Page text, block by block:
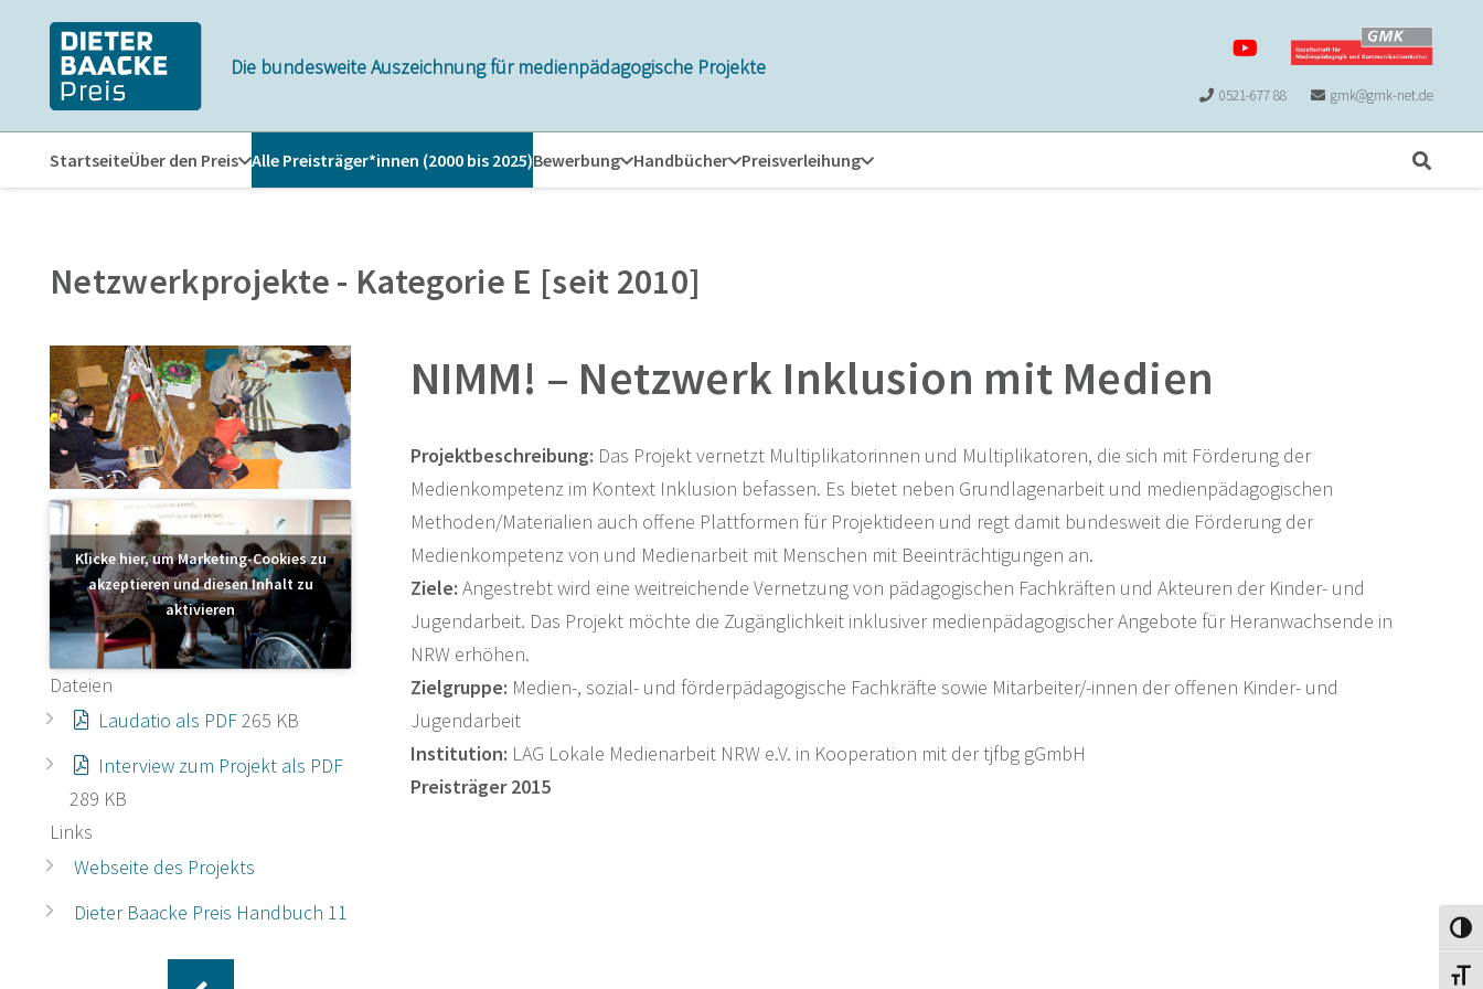
springen
Navigation
springen
Die bundesweite Auszeichnung für medienpädagogische Projekte
0521-677 88 gmk@gmk-net.de
StartseiteÜber den Preis Alle Preisträger*innen (2000 bis 2025)Bewerbung Handbücher Preisverleihung
Netzwerkprojekte - Kategorie E [seit 2010]
Klicke hier, um Marketing-Cookies zu
akzeptieren und diesen Inhalt zu
aktivieren
Dateien
Laudatio als PDF265 KB
Interview zum Projekt als PDF
289 KB
Links
Webseite des Projekts
Dieter Baacke Preis Handbuch 11
NIMM! – Netzwerk Inklusion mit Medien
Projektbeschreibung: Das Projekt vernetzt Multiplikatorinnen und Multiplikatoren, die sich mit Förderung der
Medienkompetenz im Kontext Inklusion befassen. Es bietet neben Grundlagenarbeit und medienpädagogischen
Methoden/Materialien auch offene Plattformen für Projektideen und regt damit bundesweit die Förderung der
Medienkompetenz von und Medienarbeit mit Menschen mit Beeinträchtigungen an.
Ziele: Angestrebt wird eine weitreichende Vernetzung von pädagogischen Fachkräften und Akteuren der Kinder- und
Jugendarbeit. Das Projekt möchte die Zugänglichkeit inklusiver medienpädagogischer Angebote für Heranwachsende in
NRW erhöhen.
Zielgruppe: Medien-, sozial- und förderpädagogische Fachkräfte sowie Mitarbeiter/-innen der offenen Kinder- und
Jugendarbeit
Institution: LAG Lokale Medienarbeit NRW e.V. in Kooperation mit der tjfbg gGmbH
Preisträger 2015